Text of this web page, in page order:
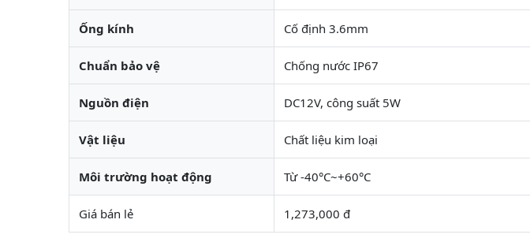
Ống kính Cố định 3.6mm
Chuẩn bảo vệ Chống nước IP67
Nguồn điện DC12V, công suất 5W
Vật liệu Chất liệu kim loại
Môi trường hoạt động Từ -40°C~+60°C
Giá bán lẻ 1,273,000 đ